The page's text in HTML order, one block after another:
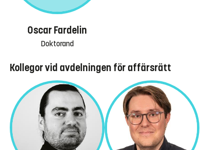
Oscar Fardelin
Doktorand
Kollegor vid avdelningen för affärsrätt